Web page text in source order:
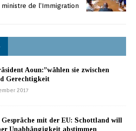
ministre de l’Immigration
Aoun:”wählen sie zwischen
Gerechtigkeit
2017
Gespräche mit der EU: Schottland will
Unabhängigkeit abstimmen